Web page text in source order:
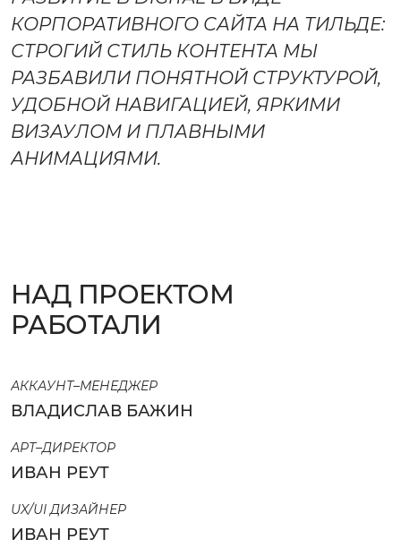
КОРПОРАТИВНОГО САЙТА НА ТИЛЬДЕ:
СТРОГИЙ СТИЛЬ КОНТЕНТА МЫ
РАЗБАВИЛИ ПОНЯТНОЙ СТРУКТУРОЙ,
УДОБНОЙ НАВИГАЦИЕЙ, ЯРКИМИ
ВИЗАУЛОМ И ПЛАВНЫМИ
АНИМАЦИЯМИ.
НАД ПРОЕКТОМ
РАБОТАЛИ
АККАУНТ–МЕНЕДЖЕР
ВЛАДИСЛАВ БАЖИН
АРТ–ДИРЕКТОР
ИВАН РЕУТ
UX/UI ДИЗАЙНЕР
ИВАН РЕУТ
КАЗАНЬ, УЛ. СПАРТАКОВСКАЯ , Д. 2А
ОБСУДИТЬ ПРОЕКТ